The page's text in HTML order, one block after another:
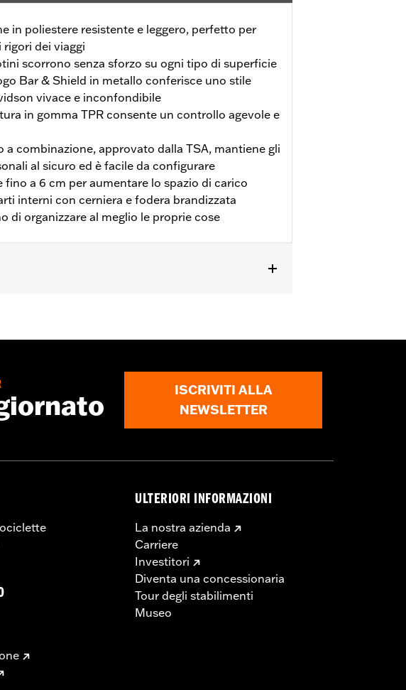
in poliestere resistente e leggero, perfetto per
rigori dei viaggi
scorrono senza sforzo su ogni tipo di superficie
Bar & Shield in metallo conferisce uno stile
vivace e inconfondibile
in gomma TPR consente un controllo agevole e
a combinazione, approvato dalla TSA, mantiene gli
al sicuro ed è facile da configurare
fino a 6 cm per aumentare lo spazio di carico
interni con cerniera e fodera brandizzata
di organizzare al meglio le proprie cose
ISCRIVITI ALLA
NEWSLETTER
ULTERIORI INFORMAZIONI
La nostra azienda
Carriere
Investitori
Diventa una concessionaria
Tour degli stabilimenti
Museo